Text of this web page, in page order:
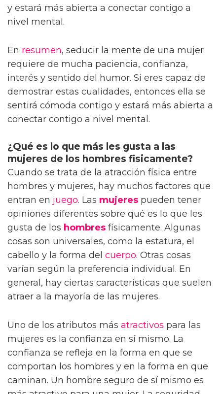
y estará más abierta a conectar contigo a
nivel mental.
En resumen, seducir la mente de una mujer
requiere de mucha paciencia, confianza,
interés y sentido del humor. Si eres capaz de
demostrar estas cualidades, entonces ella se
sentirá cómoda contigo y estará más abierta a
conectar contigo a nivel mental.
¿Qué es lo que más les gusta a las
mujeres de los hombres fisicamente?
Cuando se trata de la atracción física entre
hombres y mujeres, hay muchos factores que
entran en juego. Las mujeres pueden tener
opiniones diferentes sobre qué es lo que les
gusta de los hombres físicamente. Algunas
cosas son universales, como la estatura, el
cabello y la forma del cuerpo. Otras cosas
varían según la preferencia individual. En
general, hay ciertas características que suelen
atraer a la mayoría de las mujeres.
Uno de los atributos más atractivos para las
mujeres es la confianza en sí mismo. La
confianza se refleja en la forma en que se
comportan los hombres y en la forma en que
caminan. Un hombre seguro de sí mismo es